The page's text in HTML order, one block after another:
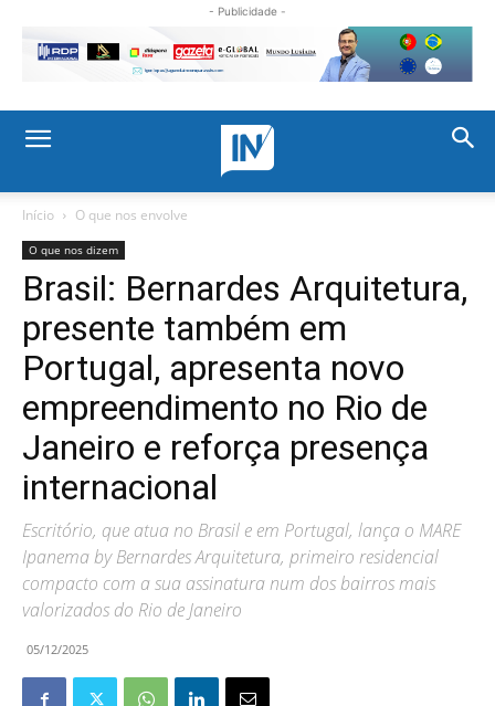
- Publicidade -
Início O que nos envolve
O que nos dizem
Brasil: Bernardes Arquitetura,
presente também em
Portugal, apresenta novo
empreendimento no Rio de
Janeiro e reforça presença
internacional
Escritório, que atua no Brasil e em Portugal, lança o MARE
Ipanema by Bernardes Arquitetura, primeiro residencial
compacto com a sua assinatura num dos bairros mais
valorizados do Rio de Janeiro
05/12/2025